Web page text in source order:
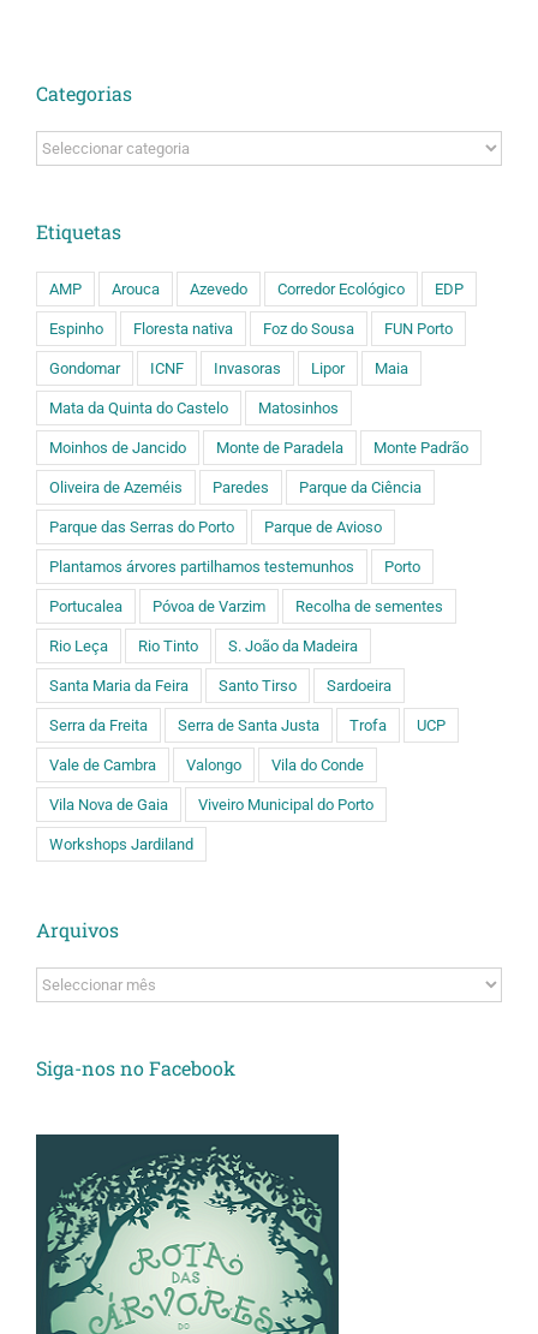
Categorias
Categorias
Etiquetas
AMP Arouca Azevedo Corredor Ecológico EDP
Espinho Floresta nativa Foz do Sousa FUN Porto
Gondomar ICNF Invasoras Lipor Maia
Mata da Quinta do Castelo Matosinhos
Moinhos de Jancido Monte de Paradela Monte Padrão
Oliveira de Azeméis Paredes Parque da Ciência
Parque das Serras do Porto Parque de Avioso
Plantamos árvores partilhamos testemunhos Porto
Portucalea Póvoa de Varzim Recolha de sementes
Rio Leça Rio Tinto S. João da Madeira
Santa Maria da Feira Santo Tirso Sardoeira
Serra da Freita Serra de Santa Justa Trofa UCP
Vale de Cambra Valongo Vila do Conde
Vila Nova de Gaia Viveiro Municipal do Porto
Workshops Jardiland
Arquivos
Arquivos
Siga-nos no Facebook